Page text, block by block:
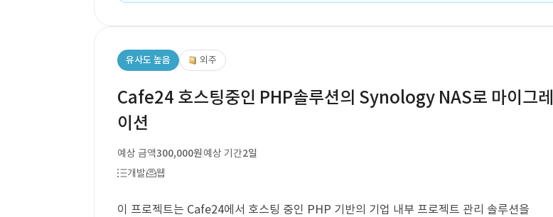
유사도 높음 외주
Cafe24 호스팅중인 PHP솔루션의 Synology NAS로 마이그레
이션
예상 금액300,000원예상 기간2일
개발
웹
이 프로젝트는 Cafe24에서 호스팅 중인 PHP 기반의 기업 내부 프로젝트 관리 솔루션을